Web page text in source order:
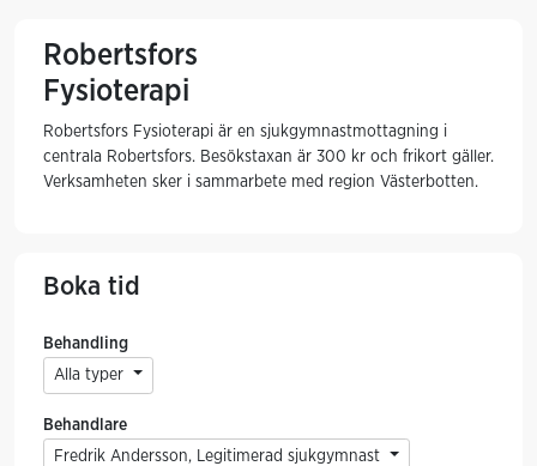
Robertsfors
Fysioterapi
Robertsfors Fysioterapi är en sjukgymnastmottagning i
centrala Robertsfors. Besökstaxan är 300 kr och frikort gäller.
Verksamheten sker i sammarbete med region Västerbotten.
Boka tid
Behandling
Alla typer
Behandlare
Fredrik Andersson, Legitimerad sjukgymnast